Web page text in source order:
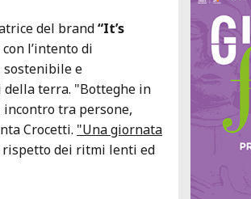
del brand“It’s
l’intento di
sostenibile e
terra. "Botteghe in
incontro tra persone,
Crocetti. "Una giornata
rispetto dei ritmi lenti ed